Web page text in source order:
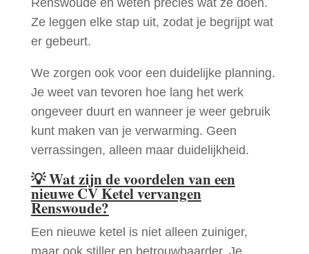
Ze leggen elke stap uit, zodat je begrijpt wat
er gebeurt.
We zorgen ook voor een duidelijke planning.
Je weet van tevoren hoe lang het werk
ongeveer duurt en wanneer je weer gebruik
kunt maken van je verwarming. Geen
verrassingen, alleen maar duidelijkheid.
💡Wat zijn de voordelen van een
nieuwe CV Ketel vervangen
Renswoude?
Een nieuwe ketel is niet alleen zuiniger,
maar ook stiller en betrouwbaarder. Je